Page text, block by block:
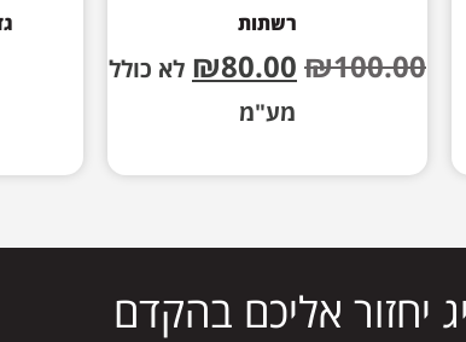
רשתות
₪100.00
₪80.00
לא כולל
מע"מ
יחזור אליכם בהקדם